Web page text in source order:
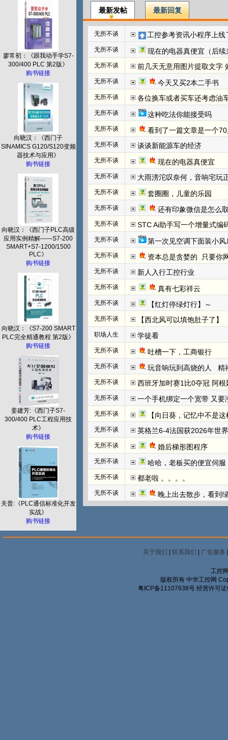
廖常初：《跟我动手学S7-
300/400 PLC 第2版》
购书链接
向晓汉：《西门子
SINAMICS G120/S120变频
器技术与应用》
购书链接
向晓汉：《西门子PLC高级
应用实例精解——S7-200
SMART+S7-1200/1500
PLC》
购书链接
向晓汉：《S7-200 SMART
PLC完全精通教程 第2版》
购书链接
姜建芳:《西门子S7-
300/400 PLC工程应用技
术》
购书链接
关普:《PLC通信标准化开发
实战》
购书链接
最新发帖 最新回复
无所不谈 工控参考资讯小程序上线
无所不谈 现在的电器真便宜（后续
无所不谈 前几天无意用图片提取文字
无所不谈 今天又买2本二手书
无所不谈 各位换车或者买车还考虑油
无所不谈 这种吃法你能接受吗
无所不谈 看到了一篇文章是一个
无所不谈 谈谈新能源车的经济
无所不谈 现在的电器真便宜
无所不谈 大雨滂沱叹奈何，音响宅玩
无所不谈 套圈圈，儿童的乐园
无所不谈 还有印象微信是怎么
无所不谈 STC Ai助手写一个增量式编
无所不谈 第一次见空调下面装小风
无所不谈 资本总是贪婪的  只要你
无所不谈 新人入行工控行业
无所不谈 真有七彩祥云
无所不谈 【红灯停绿灯行】～
无所不谈 【西北风可以填饱肚子了】
职场人生 学徒看
无所不谈 吐槽一下，工商银行
无所不谈 玩音响玩到高烧的人   精
无所不谈 西班牙加时赛1比0夺冠 阿
无所不谈 一个手机绑定一个宽带 又要
无所不谈 【向日葵，记忆中不是
无所不谈 英格兰6-4法国获2026年世
无所不谈 婚后梯形图程序
无所不谈 哈哈，老板买的便宜伺
无所不谈 都老啦 。。。。
无所不谈 晚上出去散步，看到
关于我们 | 联系我们 | 广告服务
工控
版权所有 中华工控网
粤ICP备11107638号 经营许可